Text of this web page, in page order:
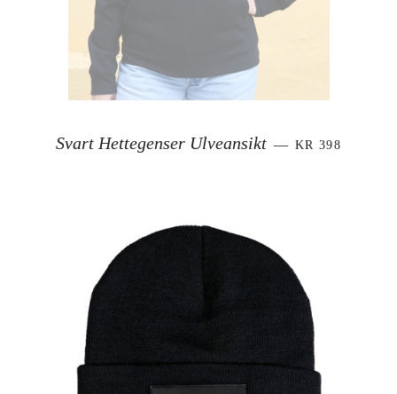
Svart Hettegenser Ulveansikt — VANLIG PRIS
KR 398